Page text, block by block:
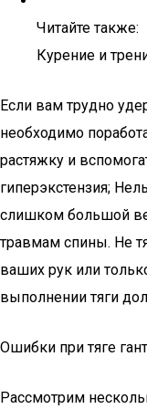
Читайте также:
Курение и
Если вам трудно
необходимо
растяжку и
гиперэкстензия;
слишком большой
травмам спины. Не
ваших рук или
выполнении тяги
Ошибки при тяге
Рассмотрим